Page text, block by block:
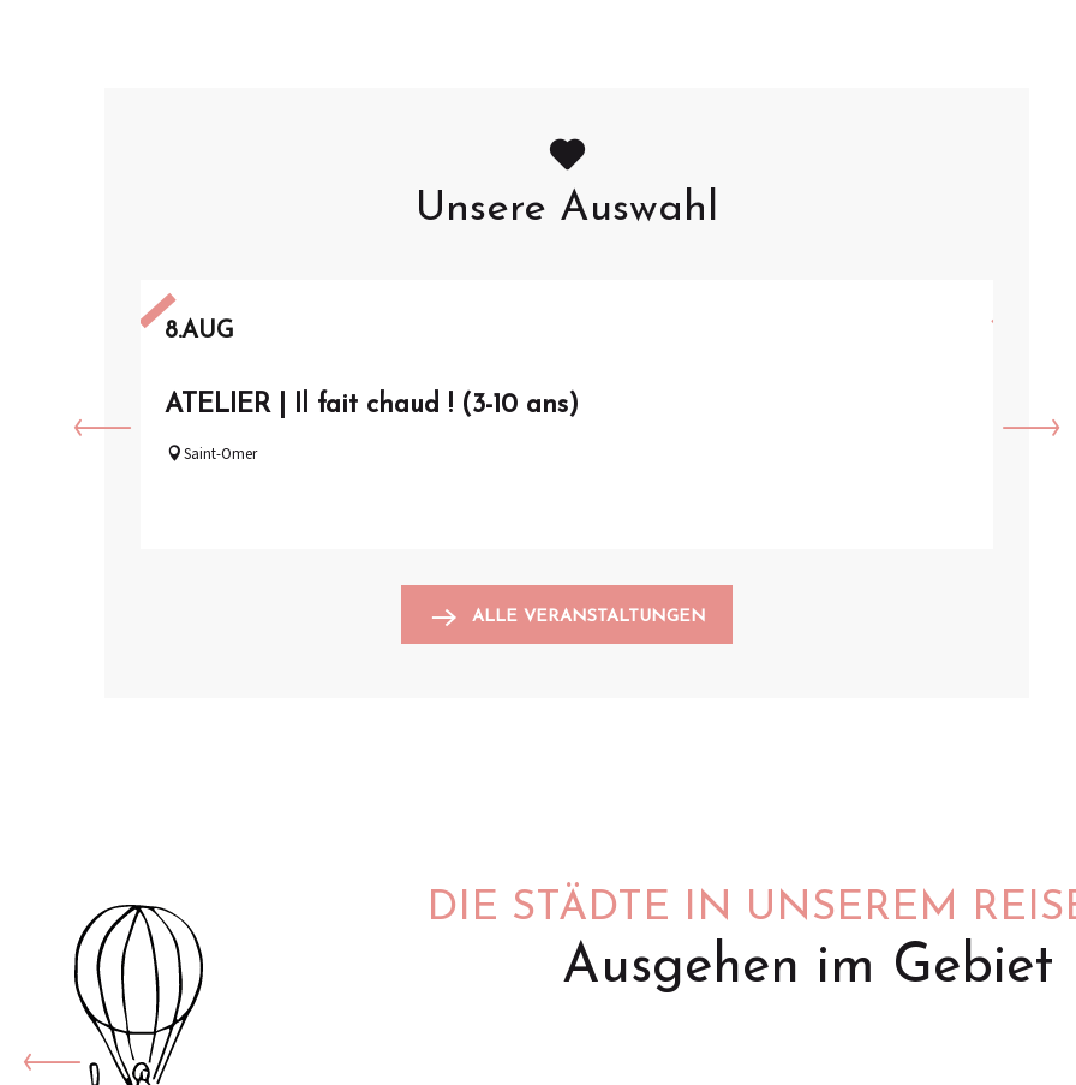
Unsere Auswahl
8.AUG
ATELIER | Il fait chaud ! (3-10 ans)
Saint-Omer
ALLE VERANSTALTUNGEN
DIE STÄDTE IN UNSEREM
Ausgehen im Gebiet